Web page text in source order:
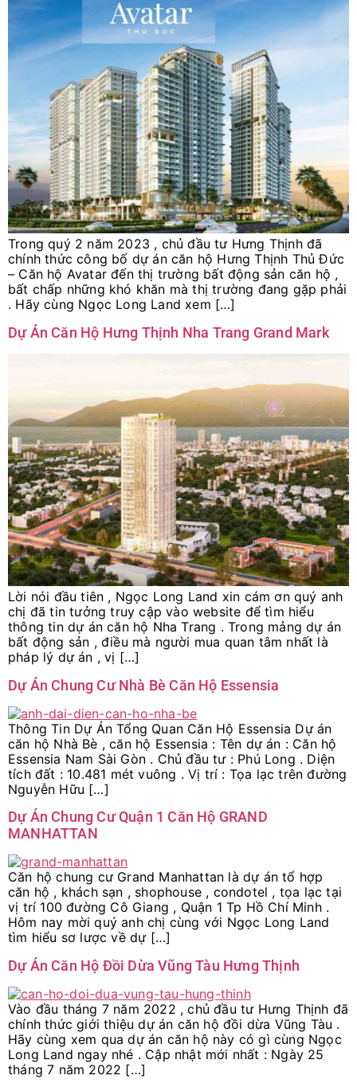
Trong quý 2 năm 2023 , chủ đầu tư Hưng Thịnh đã
chính thức công bố dự án căn hộ Hưng Thịnh Thủ Đức
– Căn hộ Avatar đến thị trường bất động sản căn hộ ,
bất chấp những khó khăn mà thị trường đang gặp phải
. Hãy cùng Ngọc Long Land xem […]
Dự Án Căn Hộ Hưng Thịnh Nha Trang Grand Mark
Lời nói đầu tiên , Ngọc Long Land xin cám ơn quý anh
chị đã tin tưởng truy cập vào website để tìm hiểu
thông tin dự án căn hộ Nha Trang . Trong mảng dự án
bất động sản , điều mà người mua quan tâm nhất là
pháp lý dự án , vị […]
Dự Án Chung Cư Nhà Bè Căn Hộ Essensia
Thông Tin Dự Án Tổng Quan Căn Hộ Essensia Dự án
căn hộ Nhà Bè , căn hộ Essensia : Tên dự án : Căn hộ
Essensia Nam Sài Gòn . Chủ đầu tư : Phú Long . Diện
tích đất : 10.481 mét vuông . Vị trí : Tọa lạc trên đường
Nguyễn Hữu […]
Dự Án Chung Cư Quận 1 Căn Hộ GRAND
MANHATTAN
Căn hộ chung cư Grand Manhattan là dự án tổ hợp
căn hộ , khách sạn , shophouse , condotel , tọa lạc tại
vị trí 100 đường Cô Giang , Quận 1 Tp Hồ Chí Minh .
Hôm nay mời quý anh chị cùng với Ngọc Long Land
tìm hiểu sơ lược về dự […]
Dự Án Căn Hộ Đồi Dừa Vũng Tàu Hưng Thịnh
Vào đầu tháng 7 năm 2022 , chủ đầu tư Hưng Thịnh đã
chính thức giới thiệu dự án căn hộ đồi dừa Vũng Tàu .
Hãy cùng xem qua dự án căn hộ này có gì cùng Ngọc
Long Land ngay nhé . Cập nhật mới nhất : Ngày 25
tháng 7 năm 2022 […]